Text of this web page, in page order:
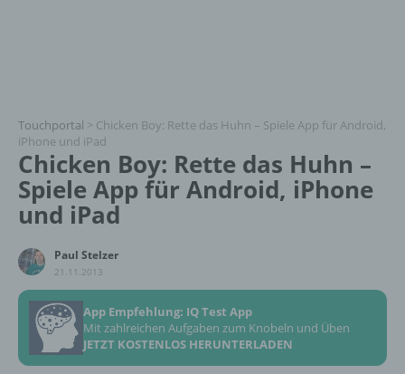
Touchportal > Chicken Boy: Rette das Huhn – Spiele App für Android,
iPhone und iPad
Chicken Boy: Rette das Huhn –
Spiele App für Android, iPhone
und iPad
Paul Stelzer
21.11.2013
App Empfehlung: IQ Test App
Mit zahlreichen Aufgaben zum Knobeln und Üben
JETZT KOSTENLOS HERUNTERLADEN